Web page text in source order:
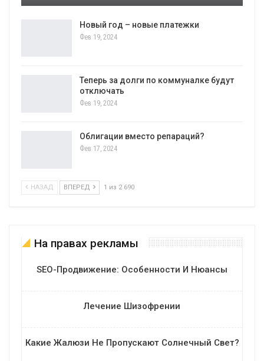
Новый год – новые платежки
Фев 19, 2024
Теперь за долги по коммуналке будут
отключать
Фев 19, 2024
Облигации вместо репараций?
Фев 17, 2024
НАЗАД ВПЕРЕД 1 из 2 690
На правах рекламы
SEO-Продвижение: Особенности И Нюансы
Лечение Шизофрении
Какие Жалюзи Не Пропускают Солнечный Свет?